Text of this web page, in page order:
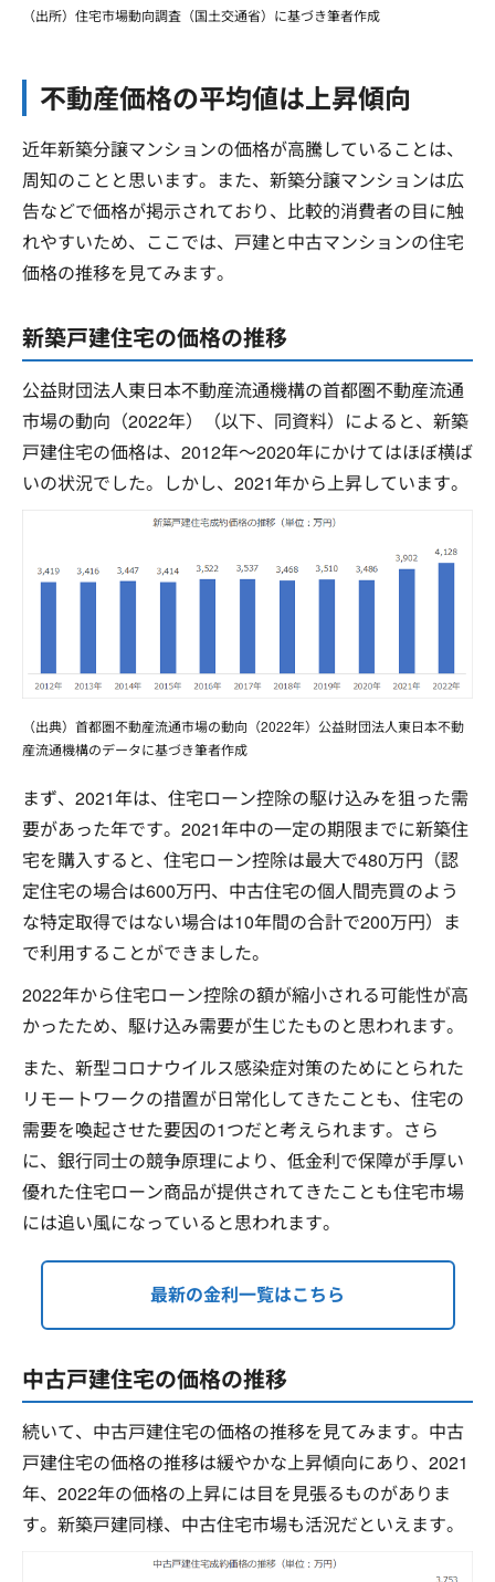
（出所）住宅市場動向調査（国土交通省）に基づき筆者作成
不動産価格の平均値は上昇傾向
近年新築分譲マンションの価格が高騰していることは、
周知のことと思います。また、新築分譲マンションは広
告などで価格が掲示されており、比較的消費者の目に触
れやすいため、ここでは、戸建と中古マンションの住宅
価格の推移を見てみます。
新築戸建住宅の価格の推移
公益財団法人東日本不動産流通機構の首都圏不動産流通
市場の動向（2022年）（以下、同資料）によると、新築
戸建住宅の価格は、2012年～2020年にかけてはほぼ横ば
いの状況でした。しかし、2021年から上昇しています。
（出典）首都圏不動産流通市場の動向（2022年）公益財団法人東日本不動
産流通機構のデータに基づき筆者作成
まず、2021年は、住宅ローン控除の駆け込みを狙った需
要があった年です。2021年中の一定の期限までに新築住
宅を購入すると、住宅ローン控除は最大で480万円（認
定住宅の場合は600万円、中古住宅の個人間売買のよう
な特定取得ではない場合は10年間の合計で200万円）ま
で利用することができました。
2022年から住宅ローン控除の額が縮小される可能性が高
かったため、駆け込み需要が生じたものと思われます。
また、新型コロナウイルス感染症対策のためにとられた
リモートワークの措置が日常化してきたことも、住宅の
需要を喚起させた要因の1つだと考えられます。さら
に、銀行同士の競争原理により、低金利で保障が手厚い
優れた住宅ローン商品が提供されてきたことも住宅市場
には追い風になっていると思われます。
最新の金利一覧はこちら
中古戸建住宅の価格の推移
続いて、中古戸建住宅の価格の推移を見てみます。中古
戸建住宅の価格の推移は緩やかな上昇傾向にあり、2021
年、2022年の価格の上昇には目を見張るものがありま
す。新築戸建同様、中古住宅市場も活況だといえます。